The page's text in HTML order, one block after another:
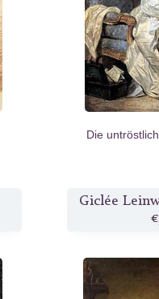
Die
Giclée